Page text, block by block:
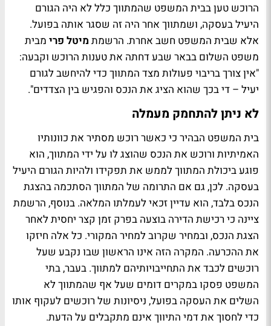
הרוכש טען בבית המשפט שהמתווך כלל לא היה הגורם
היעיל בעסקה, ושמתווך אחר היה זה שסגר אותה בפועל.
אלא שבית המשפט חשב אחרת. הרשמת מיטל פרי מבית
משפט השלום בבאר שבע דחתה את טענות הרוכש וקבעה:
"אין צורך בריבוי פעולות מצד המתווך כדי להיחשב לגורם
יעיל – די בכך שהוא הציג את הנכס והפגיש בין הצדדים".
לא ניתן להתחמק מעמלה
בית המשפט הבהיר כי כאשר רוכש מסתיר את כוונותיו
האמיתיות ורוכש את הנכס שהוצג לו על ידי המתווך, הוא
פוגע ביכולת המתווך לממש את תפקידו ולהיות הגורם היעיל
בעסקה. לכן, גם אם התרומה של המתווך הסתכמה בהצגת
הנכס בלבד, הוא עדיין זכאי לעמלתו המלאה. בנוסף, הרשמת
ציינה כי רכישת הדירה בוצעה בפרק זמן קצר יחסית לאחר
הצגת הנכס, ובמחיר שקרוב למחיר המקורי. כל אלה חיזקו
את ההכרעה. המקרה הזה אינו הראשון שבו נקבע שעל
רוכשים לכבד את התחייבויותיהם למתווך. בעבר, בתי
המשפט פסקו במקרים דומים שעל אף שהמתווך לא
השלים את העסקה בפועל, ניסיונות של רוכשים לעקוף אותו
כדי לחסוך את דמי התיווך אינם מתקבלים על הדעת.